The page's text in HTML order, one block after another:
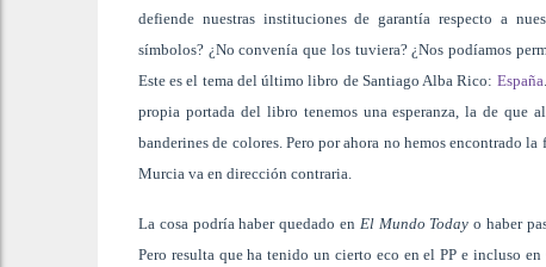
defiende nuestras instituciones de garantía respecto a
símbolos? ¿No convenía que los tuviera? ¿Nos podíamos
Este es el tema del último libro de Santiago Alba Rico: España
propia portada del libro tenemos una esperanza, la de que
banderines de colores. Pero por ahora no hemos encontrado
Murcia va en dirección contraria.
La cosa podría haber quedado en El Mundo Today o haber
Pero resulta que ha tenido un cierto eco en el PP e incluso